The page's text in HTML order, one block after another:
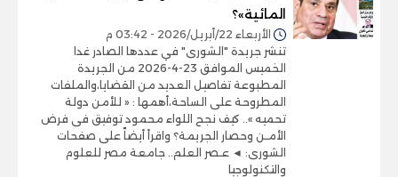
المائية»؟
الأربعاء 22/أبريل/2026 - 03:42 م
تنشر جريدة "الشورى" في عددها الصادر غدا
الخميس الموافق 23-4-2026 من الجريدة
المطبوعة تفاصيل العديد من القضايا،والملفات
المطروحة على الساحة،أهمها : « للأمن دولة
تحميه ».. كيف نجح اللواء محمود توفيق فى فرض
الأمـن وحصار الجريمة؟ واقرأ أيضاً على صفحات
الشورى: ◄ عـصر العلم.. جامعة مصر للعلوم
والتكنولوجيا